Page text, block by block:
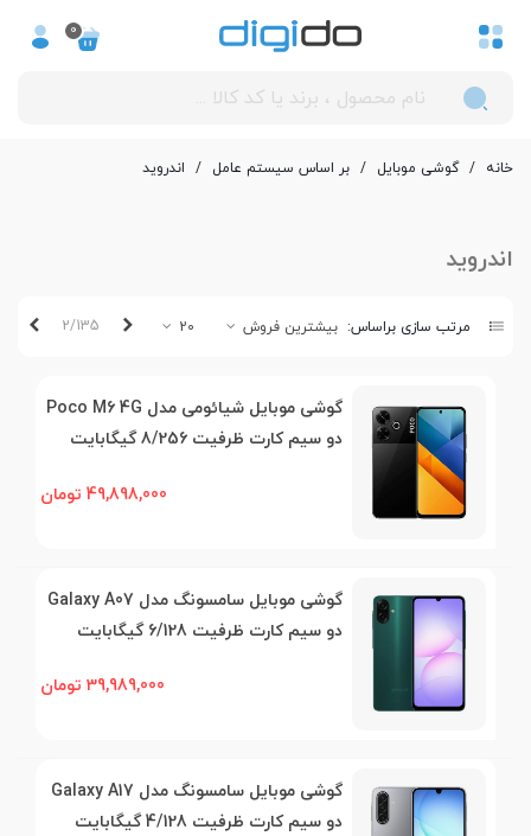
0
خانه / گوشی موبایل / بر اساس سیستم عامل / اندروید
اندروید
مرتب سازی براساس: بیشترین فروش 20 قبلی2/135
گوشی موبایل شیائومی مدل Poco M6 4G
دو سیم کارت ظرفیت 8/256 گیگابایت
49,898,000 تومان
گوشی موبایل سامسونگ مدل Galaxy A07
دو سیم کارت ظرفیت 6/128 گیگابایت
39,989,000 تومان
گوشی موبایل سامسونگ مدل Galaxy A17
دو سیم کارت ظرفیت 4/128 گیگابایت